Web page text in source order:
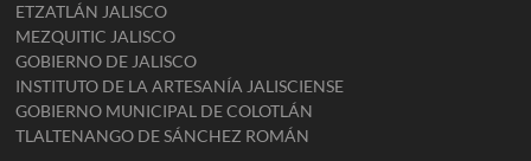
ETZATLÁN JALISCO
MEZQUITIC JALISCO
GOBIERNO DE JALISCO
INSTITUTO DE LA ARTESANÍA JALISCIENSE
GOBIERNO MUNICIPAL DE COLOTLÁN
TLALTENANGO DE SÁNCHEZ ROMÁN